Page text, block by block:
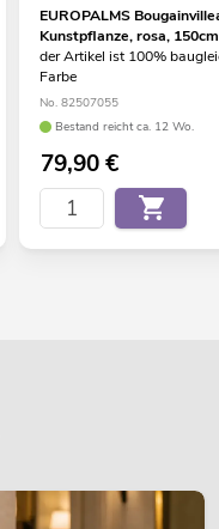
EUROPALMS
Kunstpflanze, rosa, 150cm
der Artikel ist 100%
Farbe
No. 82507055
Bestand reicht ca. 12 Wo.
79,90€